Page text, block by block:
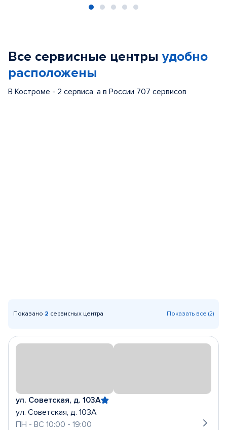
Все сервисные центры удобно
расположены
В Костроме - 2 сервиса, а в России 707 сервисов
Показано 2 сервисных центра Показать все (2)
ул. Советская, д. 103А
ул. Советская, д. 103А
ПН - ВС 10:00 - 19:00